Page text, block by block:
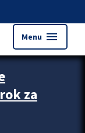
Menu menu
za